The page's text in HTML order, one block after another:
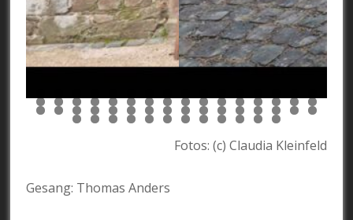
Fotos: (c) Claudia Kleinfeld
Gesang: Thomas Anders